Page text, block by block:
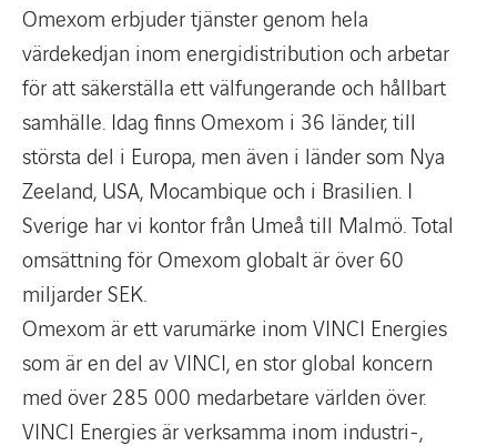
Omexom erbjuder tjänster genom hela
värdekedjan inom energidistribution och arbetar
för att säkerställa ett välfungerande och hållbart
samhälle. Idag finns Omexom i 36 länder, till
största del i Europa, men även i länder som Nya
Zeeland, USA, Mocambique och i Brasilien. I
Sverige har vi kontor från Umeå till Malmö. Total
omsättning för Omexom globalt är över 60
miljarder SEK.
Omexom är ett varumärke inom VINCI Energies
som är en del av VINCI, en stor global koncern
med över 285 000 medarbetare världen över.
VINCI Energies är verksamma inom industri-,